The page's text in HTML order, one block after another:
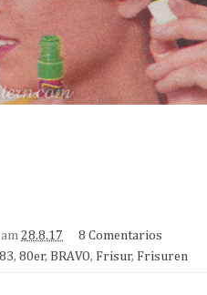
am 28.8.17
8 Comentarios
, 80er, BRAVO, Frisur, Frisuren